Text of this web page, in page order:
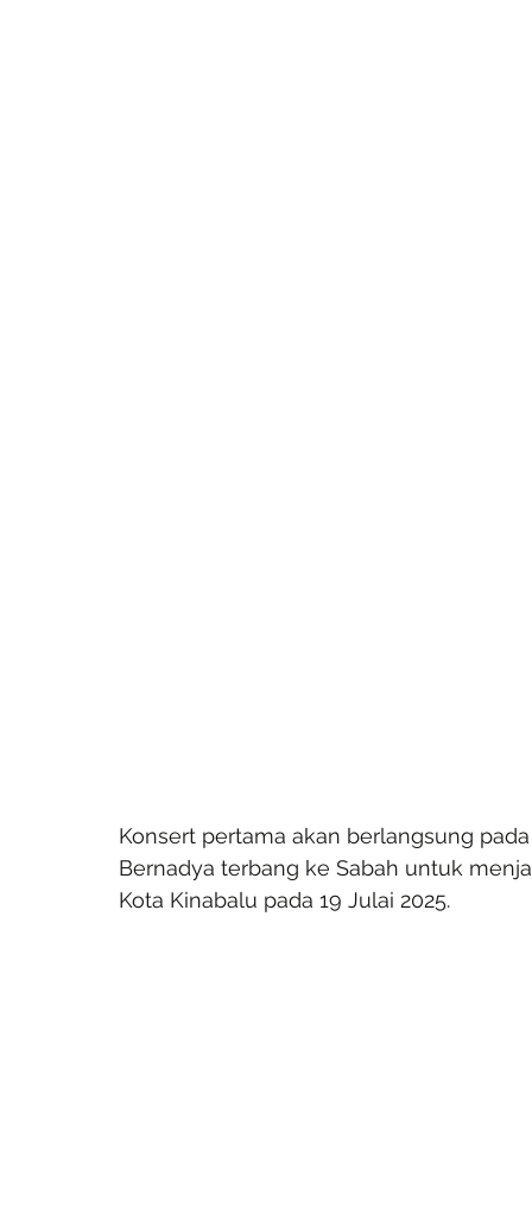
Konsert pertama akan berlangsung
Bernadya terbang ke Sabah untuk
Kota Kinabalu pada 19 Julai 2025.